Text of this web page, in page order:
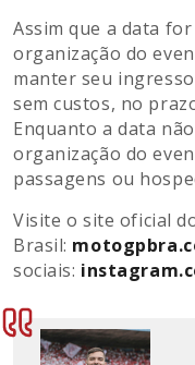
Assim que a data
organização do
manter seu
sem custos, no
Enquanto a data
organização do
passagens ou
Visite o site oficial
Brasil:
sociais: